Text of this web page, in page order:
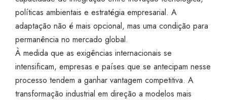
políticas ambientais e estratégia empresarial. A
adaptação não é mais opcional, mas uma condição para
permanência no mercado global.
À medida que as exigências internacionais se
intensificam, empresas e países que se antecipam nesse
processo tendem a ganhar vantagem competitiva. A
transformação industrial em direção a modelos mais